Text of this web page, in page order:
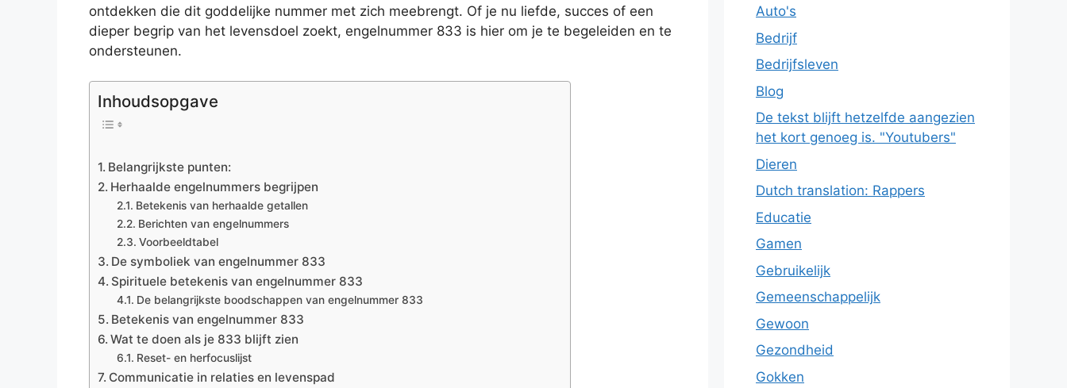
ontdekken die dit goddelijke nummer met zich meebrengt. Of je nu liefde, succes of een
dieper begrip van het levensdoel zoekt, engelnummer 833 is hier om je te begeleiden en te
ondersteunen.
Inhoudsopgave
Belangrijkste punten:
Herhaalde engelnummers begrijpen
Betekenis van herhaalde getallen
Berichten van engelnummers
Voorbeeldtabel
De symboliek van engelnummer 833
Spirituele betekenis van engelnummer 833
De belangrijkste boodschappen van engelnummer 833
Betekenis van engelnummer 833
Wat te doen als je 833 blijft zien
Reset- en herfocuslijst
Communicatie in relaties en levenspad
Auto's
Bedrijf
Bedrijfsleven
Blog
De tekst blijft hetzelfde aangezien
het kort genoeg is. "Youtubers"
Dieren
Dutch translation: Rappers
Educatie
Gamen
Gebruikelijk
Gemeenschappelijk
Gewoon
Gezondheid
Gokken